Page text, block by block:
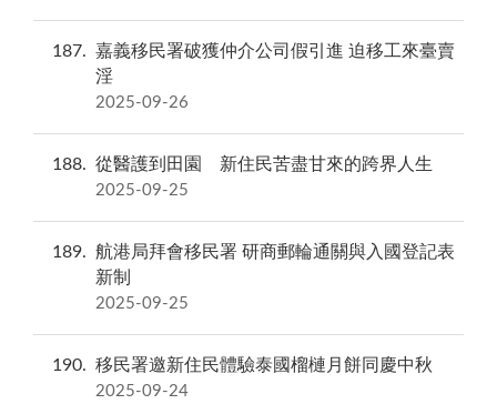
187
嘉義移民署破獲仲介公司假引進 迫移工來臺賣
淫
2025-09-26
188 從醫護到田園 新住民苦盡甘來的跨界人生
2025-09-25
189
航港局拜會移民署 研商郵輪通關與入國登記表
新制
2025-09-25
190 移民署邀新住民體驗泰國榴槤月餅同慶中秋
2025-09-24